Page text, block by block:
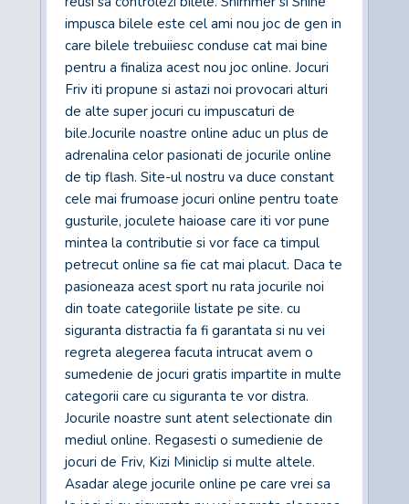
impusca bilele este cel ami nou joc de gen in
care bilele trebuiiesc conduse cat mai bine
pentru a finaliza acest nou joc online. Jocuri
Friv iti propune si astazi noi provocari alturi
de alte super jocuri cu impuscaturi de
bile.Jocurile noastre online aduc un plus de
adrenalina celor pasionati de jocurile online
de tip flash. Site-ul nostru va duce constant
cele mai frumoase jocuri online pentru toate
gusturile, joculete haioase care iti vor pune
mintea la contributie si vor face ca timpul
petrecut online sa fie cat mai placut. Daca te
pasioneaza acest sport nu rata jocurile noi
din toate categoriile listate pe site. cu
siguranta distractia fa fi garantata si nu vei
regreta alegerea facuta intrucat avem o
sumedenie de jocuri gratis impartite in multe
categorii care cu siguranta te vor distra.
Jocurile noastre sunt atent selectionate din
mediul online. Regasesti o sumedienie de
jocuri de Friv, Kizi Miniclip si multe altele.
Asadar alege jocurile online pe care vrei sa